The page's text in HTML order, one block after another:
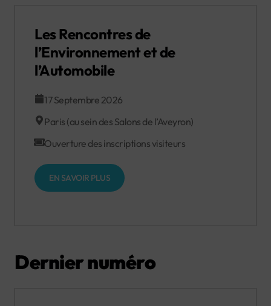
Les Rencontres de
l’Environnement et de
l’Automobile
17 Septembre 2026
Paris (au sein des Salons de l’Aveyron)
Ouverture des inscriptions visiteurs
EN SAVOIR PLUS
Dernier numéro